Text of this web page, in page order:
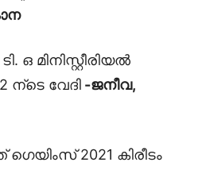
മിനിസ്റ്റീരിയൽ
വേദി -ജനീവ,
2021 കിരീടം